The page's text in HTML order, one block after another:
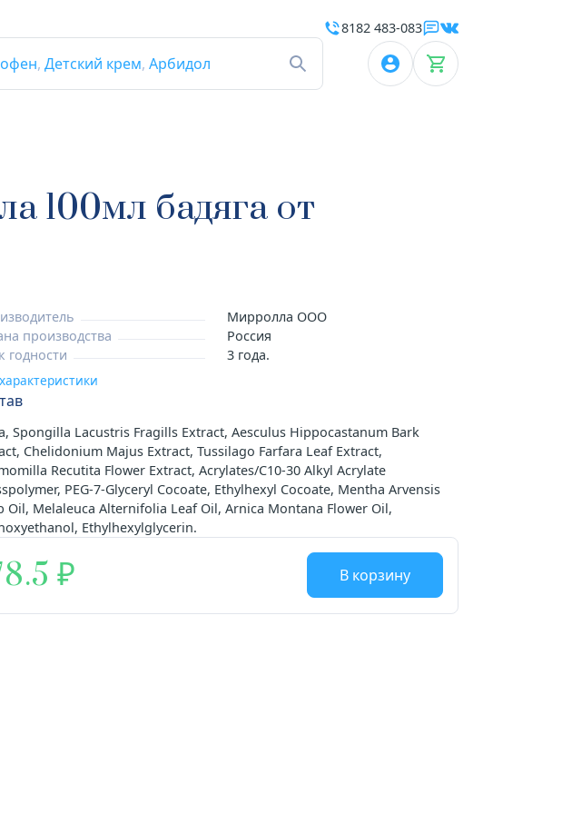
, Детский крем, Арбидол
8182 483-083
100мл бадяга от
Мирролла ООО
производства
Россия
годности
3 года.
Spongilla Lacustris Fragills Extract, Aesculus Hippocastanum Bark
Chelidonium Majus Extract, Tussilago Farfara Leaf Extract,
Recutita Flower Extract, Acrylates/C10-30 Alkyl Acrylate
PEG-7-Glyceryl Cocoate, Ethylhexyl Cocoate, Mentha Arvensis
Oil, Melaleuca Alternifolia Leaf Oil, Arnica Montana Flower Oil,
Ethylhexylglycerin.
В корзину